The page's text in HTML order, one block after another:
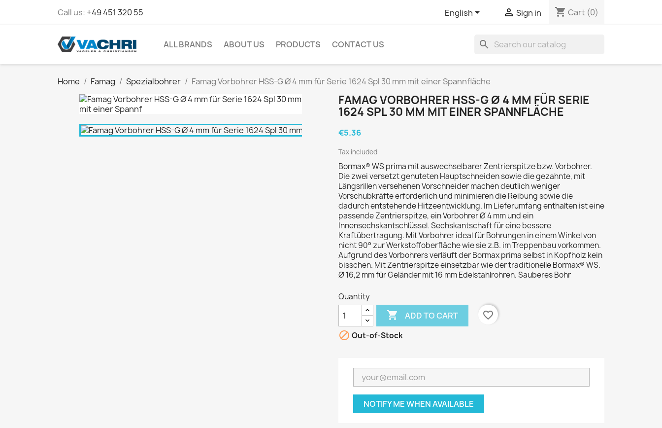
Call us: +49 451 320 55 English  Sign in shopping_cart Cart (0)
ALL BRANDS ABOUT US PRODUCTS CONTACT US search
Home Famag Spezialbohrer Famag Vorbohrer HSS-G Ø 4 mm für Serie 1624 Spl 30 mm mit einer Spannfläche
FAMAG VORBOHRER HSS-G Ø 4 MM FÜR SERIE
1624 SPL 30 MM MIT EINER SPANNFLÄCHE
€5.36
Tax included
Bormax® WS prima mit auswechselbarer Zentrierspitze bzw. Vorbohrer.
Die zwei versetzt genuteten Hauptschneiden sowie die gezahnte, mit
Längsrillen versehenen Vorschneider machen deutlich weniger
Vorschubkräfte erforderlich und minimieren die Reibung sowie die
dadurch entstehende Hitzeentwicklung. Im Lieferumfang enthalten ist eine
passende Zentrierspitze, ein Vorbohrer Ø 4 mm und ein
Innensechskantschlüssel. Sechskantschaft für eine bessere
Kraftübertragung. Mit Vorbohrer ideal für Bohrungen in einem Winkel von
nicht 90° zur Werkstoffoberfläche wie sie z.B. im Treppenbau vorkommen.
Aufgrund des Vorbohrers verläuft der Bormax prima selbst in Kopfholz kein
bisschen. Mit Zentrierspitze einsetzbar wie der traditionelle Bormax® WS.
Ø 16,2 mm für Geländer mit 16 mm Edelstahlrohren. Sauberes Bohr
Quantity
 ADD TO CART
favorite_border
 Out-of-Stock
NOTIFY ME WHEN AVAILABLE